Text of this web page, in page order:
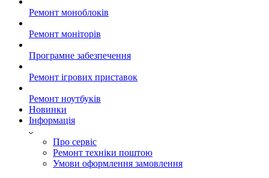
Ремонт моноблоків
Ремонт моніторів
Програмне забезпечення
Ремонт ігрових приставок
Ремонт ноутбуків
Новинки
Інформація
Про сервіс
Ремонт техніки поштою
Умови оформлення замовлення